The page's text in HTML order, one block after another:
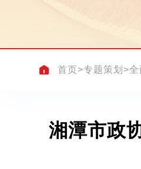
首页>专题策划 >
湘潭市政